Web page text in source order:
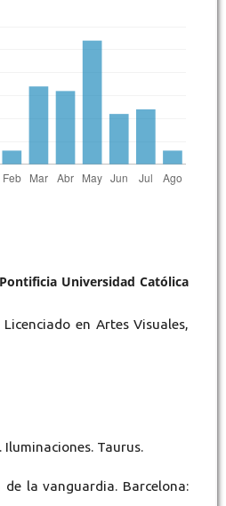
Universidad Católica
en Artes Visuales,
Taurus.
de la vanguardia. Barcelona: